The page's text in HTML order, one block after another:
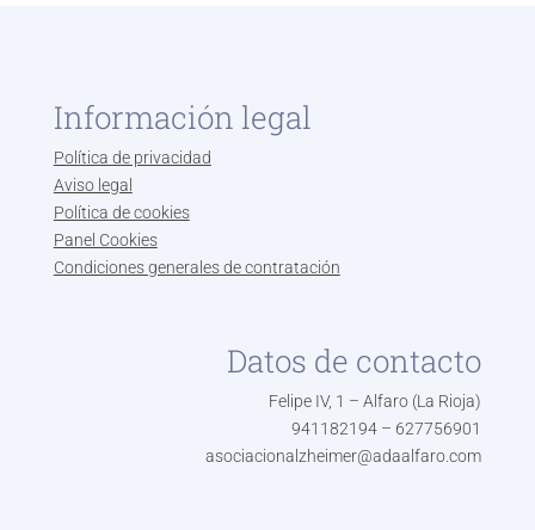
Información legal
Política de privacidad
Aviso legal
Política de cookies
Panel Cookies
Condiciones generales de contratación
Datos de contacto
Felipe IV, 1 – Alfaro (La Rioja)
941182194 – 627756901
asociacionalzheimer@adaalfaro.com